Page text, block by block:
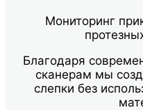
Мониторинг
Благодаря
сканерам мы
слепки без